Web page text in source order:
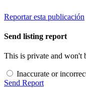
Reportar esta publicación
Send listing report
This is private and won't
Inaccurate or
Send Report